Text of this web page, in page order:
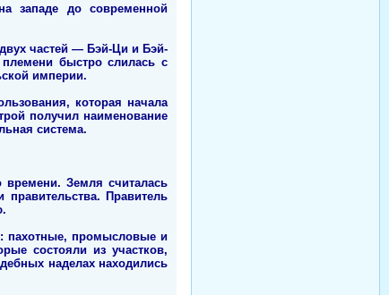
западе до современной
двух частей — Бэй-Ци и Бэй-
быстро слилась с
империи.
которая начала
получил наименование
система.
Земля считалась
Правитель
пахотные, промысловые и
состояли из участков,
наделах находились